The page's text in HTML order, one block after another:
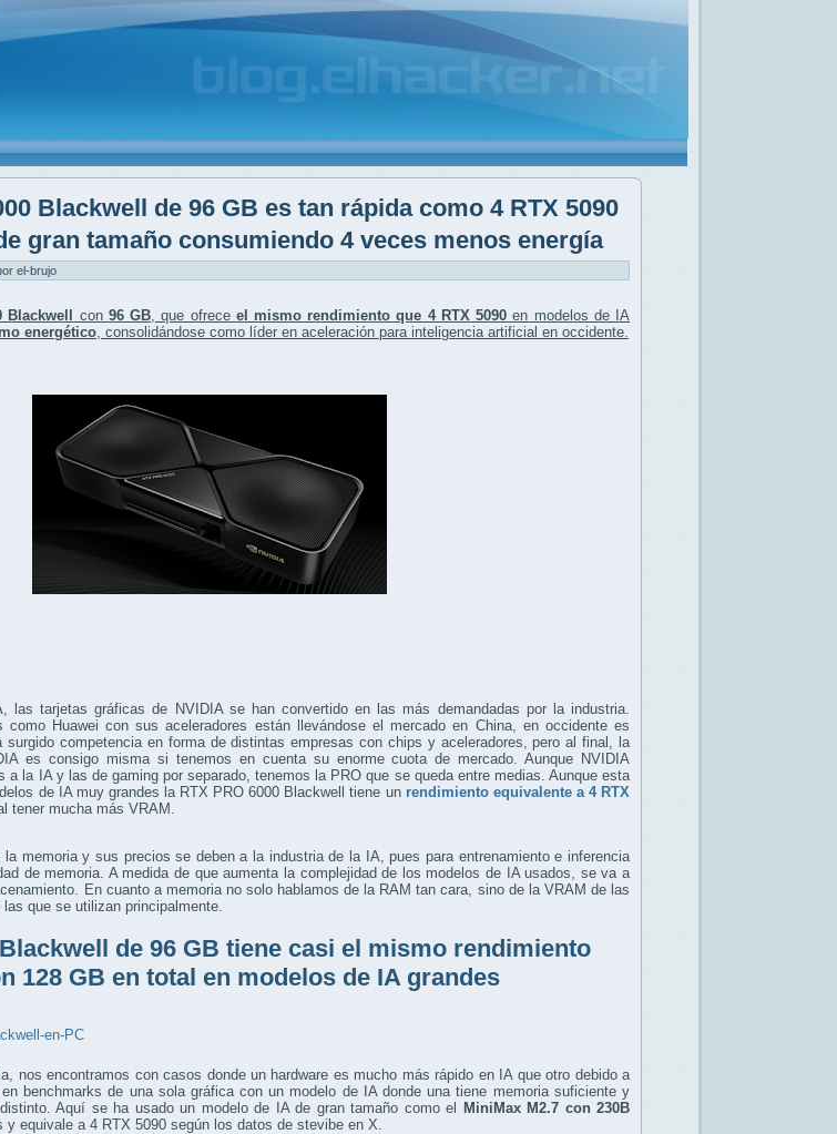
Blackwell de 96 GB es tan rápida como 4 RTX 5090
gran tamaño consumiendo 4 veces menos energía
el-brujo
Blackwell con 96 GB , que ofrece el mismo rendimiento que 4 RTX 5090 en modelos de IA
energético , consolidándose como líder en aceleración para inteligencia artificial en occidente.
las tarjetas gráficas de NVIDIA se han convertido en las más demandadas por la industria.
como Huawei con sus aceleradores están llevándose el mercado en China, en occidente es
surgido competencia en forma de distintas empresas con chips y aceleradores, pero al final, la
es consigo misma si tenemos en cuenta su enorme cuota de mercado. Aunque NVIDIA
a la IA y las de gaming por separado, tenemos la PRO que se queda entre medias. Aunque esta
de IA muy grandes la RTX PRO 6000 Blackwell tiene un rendimiento equivalente a 4 RTX
tener mucha más VRAM.
memoria y sus precios se deben a la industria de la IA, pues para entrenamiento e inferencia
de memoria. A medida de que aumenta la complejidad de los modelos de IA usados, se va a
En cuanto a memoria no solo hablamos de la RAM tan cara, sino de la VRAM de las
que se utilizan principalmente.
de 96 GB tiene casi el mismo rendimiento
128 GB en total en modelos de IA grandes
nos encontramos con casos donde un hardware es mucho más rápido en IA que otro debido a
benchmarks de una sola gráfica con un modelo de IA donde una tiene memoria suficiente y
Aquí se ha usado un modelo de IA de gran tamaño como el
MiniMax M2.7 con 230B
y equivale a 4 RTX 5090 según los datos de stevibe en X.